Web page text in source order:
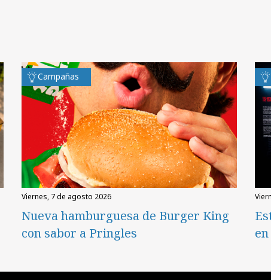
Campañas
viernes, 7 de agosto 2026
Nueva hamburguesa de Burger King
con sabor a Pringles